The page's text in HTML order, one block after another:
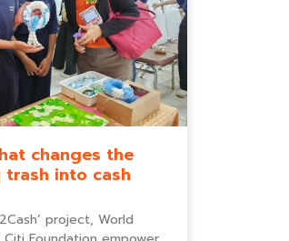
changes the
into cash
project, World